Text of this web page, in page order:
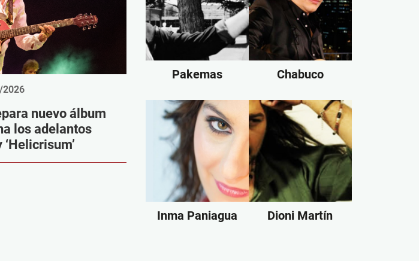
nuevo álbum
los adelantos
‘Helicrisum’
Pakemas Chabuco
Inma Paniagua Dioni Martín